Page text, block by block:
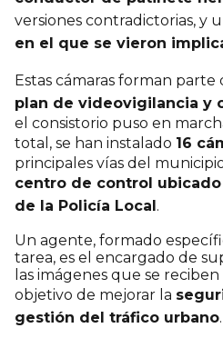
versiones contradictorias, y
en el que se vieron
Estas cámaras forman parte
plan de videovigilancia y
el consistorio puso en
total, se han instalado 16
principales vías del
centro de control
de la Policía Local.
Un agente, formado
tarea, es el encargado de
las imágenes que se reciben
objetivo de mejorar la
gestión del tráfico urbano.